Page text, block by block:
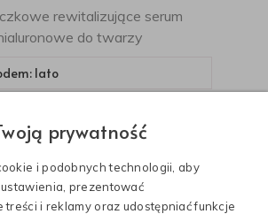
rewitalizujące serum
do twarzy
lato
prywatność
i podobnych technologii, aby
prezentować
i reklamy oraz udostępniać funkcje